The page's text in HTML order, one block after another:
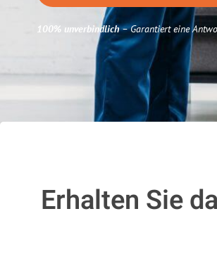
100% unverbindlich– Garantiert eine
Erhalten Sie